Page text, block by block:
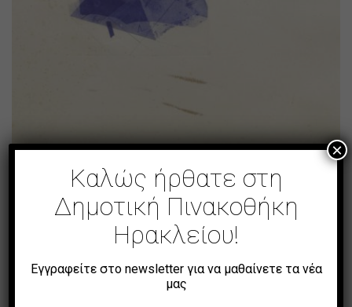
[χωρίς τίτλο]
Καλώς ήρθατε στη
Δημοτική Πινακοθήκη
Ηρακλείου!
Εγγραφείτε στο newsletter για να μαθαίνετε τα νέα
μας
×